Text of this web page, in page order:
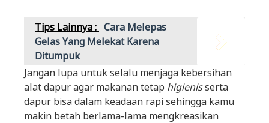
Tips Lainnya : Cara Melepas
Gelas Yang Melekat Karena
Ditumpuk
Jangan lupa untuk selalu menjaga kebersihan
alat dapur agar makanan tetap higienisserta
dapur bisa dalam keadaan rapi sehingga kamu
makin betah berlama-lama mengkreasikan